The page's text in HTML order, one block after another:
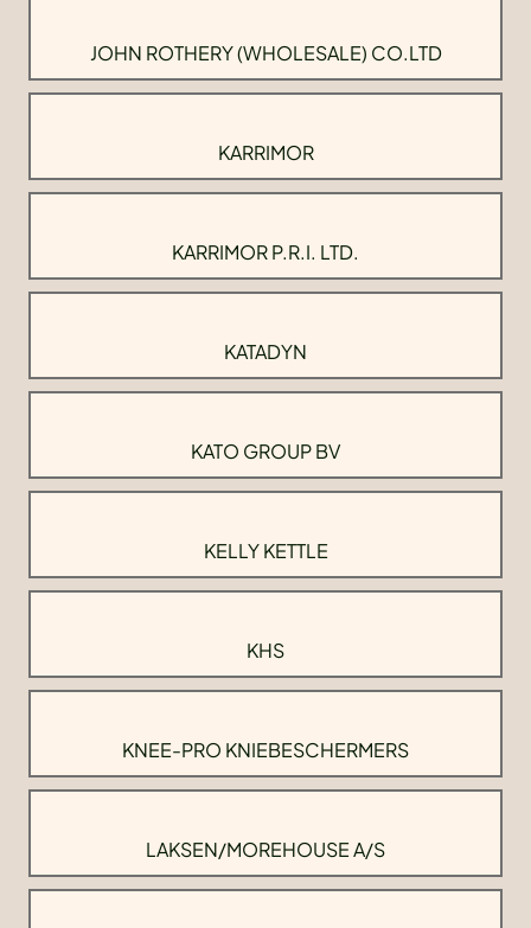
JOHN ROTHERY (WHOLESALE) CO.LTD
KARRIMOR
KARRIMOR P.R.I. LTD.
KATADYN
KATO GROUP BV
KELLY KETTLE
KHS
KNEE-PRO KNIEBESCHERMERS
LAKSEN/MOREHOUSE A/S